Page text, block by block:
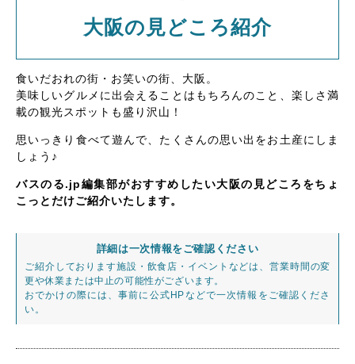
大阪の見どころ紹介
食いだおれの街・お笑いの街、大阪。
美味しいグルメに出会えることはもちろんのこと、楽しさ満
載の観光スポットも盛り沢山！
思いっきり食べて遊んで、たくさんの思い出をお土産にしま
しょう♪
バスのる.jp編集部がおすすめしたい大阪の見どころをちょ
こっとだけご紹介いたします。
詳細は一次情報をご確認ください
ご紹介しております施設・飲食店・イベントなどは、営業時間の変
更や休業または中止の可能性がございます。
おでかけの際には、事前に公式HPなどで一次情報をご確認くださ
い。